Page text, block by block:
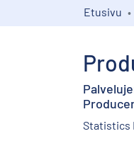
Etusivu
Statistics